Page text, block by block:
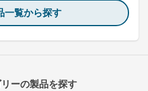
一覧から探す
ーの製品を探す